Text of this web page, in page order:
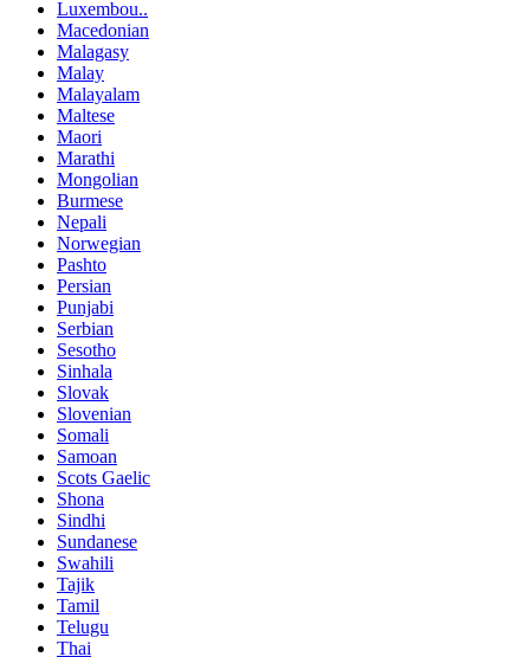
Luxembou..
Macedonian
Malagasy
Malay
Malayalam
Maltese
Maori
Marathi
Mongolian
Burmese
Nepali
Norwegian
Pashto
Persian
Punjabi
Serbian
Sesotho
Sinhala
Slovak
Slovenian
Somali
Samoan
Scots Gaelic
Shona
Sindhi
Sundanese
Swahili
Tajik
Tamil
Telugu
Thai